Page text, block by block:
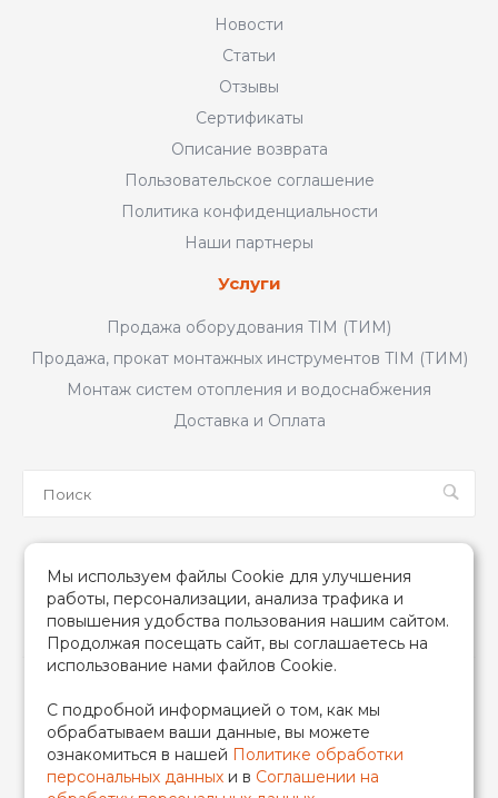
Новости
Статьи
Отзывы
Сертификаты
Описание возврата
Пользовательское соглашение
Политика конфиденциальности
Наши партнеры
Услуги
Продажа оборудования TIM (ТИМ)
Продажа, прокат монтажных инструментов TIM (ТИМ)
Монтаж систем отопления и водоснабжения
Доставка и Оплата
2026 © TIM (ТИМ) Инженерная сантехника, Все права
защищены
ИП Гончаренко Надежда Николаевна
500708528433/319500700011740
Мы используем файлы Cookie для улучшения
работы, персонализации, анализа трафика и
повышения удобства пользования нашим сайтом.
Продолжая посещать сайт, вы соглашаетесь на
использование нами файлов Cookie.
С подробной информацией о том, как мы
обрабатываем ваши данные, вы можете
ознакомиться в нашей Политике обработки
персональных данных и в Соглашении на